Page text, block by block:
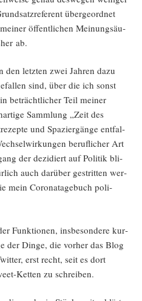
über­ge­ord­net
öffent­li­chen Mei­nungs­äu­
ab.
den letz­ten zwei Jah­ren dazu
sind, über die ich sonst
beträcht­li­cher Teil mei­ner
Samm­lung „Zeit des
und Spa­zier­gän­ge ent­fal­
beruf­li­cher Art
der dezi­diert auf Poli­tik bli­
auch dar­über gestrit­ten wer­
mein Coro­na­ta­ge­buch poli­
Funk­tio­nen, ins­be­son­de­re kur­
der Din­ge, die vor­her das Blog
erst recht, seit es dort
Ket­ten zu schreiben.